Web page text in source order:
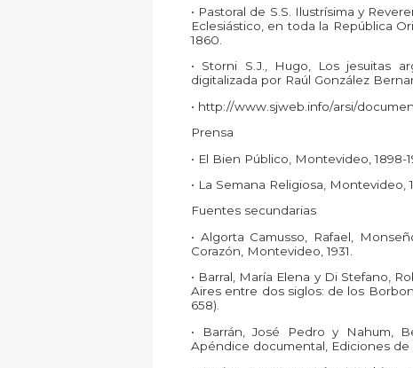
• Pastoral de S.S. Ilustrísima y
Eclesiástico, en toda la República
1860.
• Storni S.J., Hugo, Los jesuitas
digitalizada por Raúl González
• http://www.sjweb.info/arsi/
Prensa
• El Bien Público, Montevideo, 1898-
• La Semana Religiosa, Montevideo,
Fuentes secundarias
• Algorta Camusso, Rafael,
Corazón, Montevideo, 1931.
• Barral, María Elena y Di Stefano,
Aires entre dos siglos: de los
658).
• Barrán, José Pedro y Nahum,
Apéndice documental, Ediciones de